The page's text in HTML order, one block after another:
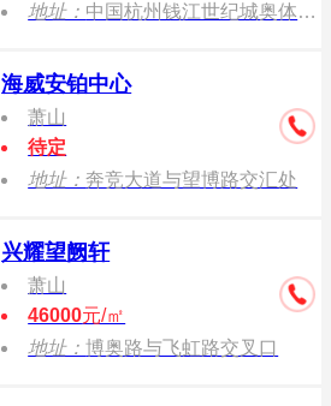
地址： 中国杭州钱江世纪城奥体博览城奔竞大道（国际博览中心西侧）
海威安铂中心
萧山
待定
地址：奔竞大道与望博路交汇处
兴耀望阙轩
萧山
46000元/㎡
地址：博奥路与飞虹路交叉口